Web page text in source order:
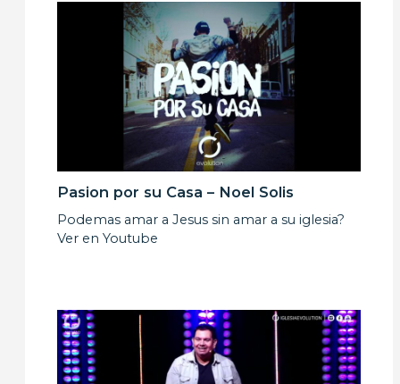
Pasion por su Casa – Noel Solis
Podemas amar a Jesus sin amar a su iglesia?
Ver en Youtube